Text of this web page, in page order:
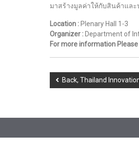
มาสร้างมูลค่าให้กับสินค้าและ
Location : Plenary Hall 1-3
Organizer : Department of
For more information Please
Back, Thailand